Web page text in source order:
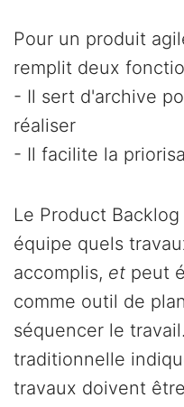
Pour un produit
remplit deux
- Il sert d'archive
réaliser
- Il facilite la
Le Product
équipe quels
accomplis, et peut
comme outil de
séquencer le
traditionnelle
travaux doivent